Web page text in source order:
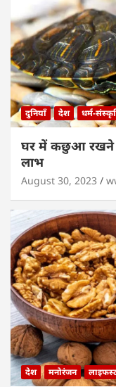
दुनियाँ देश धर्म-
घर में कछुआ रखने से
लाभ
August 30, 2023
देश मनोरंजन